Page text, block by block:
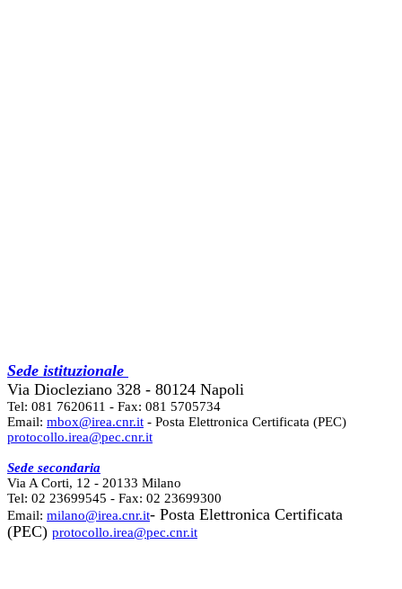
Sede istituzionale
Via Diocleziano 328 - 80124 Napoli
Tel: 081 7620611 - Fax: 081 5705734
Email: mbox@irea.cnr.it - Posta Elettronica Certificata (PEC)
protocollo.irea@pec.cnr.it
Sede secondaria
Via A Corti, 12 - 20133 Milano
Tel: 02 23699545 - Fax: 02 23699300
Email: milano@irea.cnr.it- Posta Elettronica Certificata
(PEC) protocollo.irea@pec.cnr.it